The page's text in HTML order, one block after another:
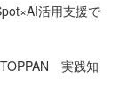
活用支援で
TOPPAN 実践知